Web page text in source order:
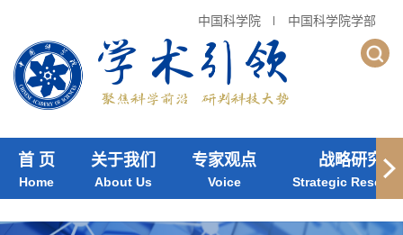
中国科学院 中国科学院学部
首 页
Home
关于我们
About Us
专家观点
Voice
战略研究
Strategic